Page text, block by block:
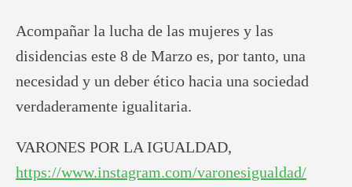
Acompañar la lucha de las mujeres y las
disidencias este 8 de Marzo es, por tanto, una
necesidad y un deber ético hacia una sociedad
verdaderamente igualitaria.
VARONES POR LA IGUALDAD,
https://www.instagram.com/varonesigualdad/